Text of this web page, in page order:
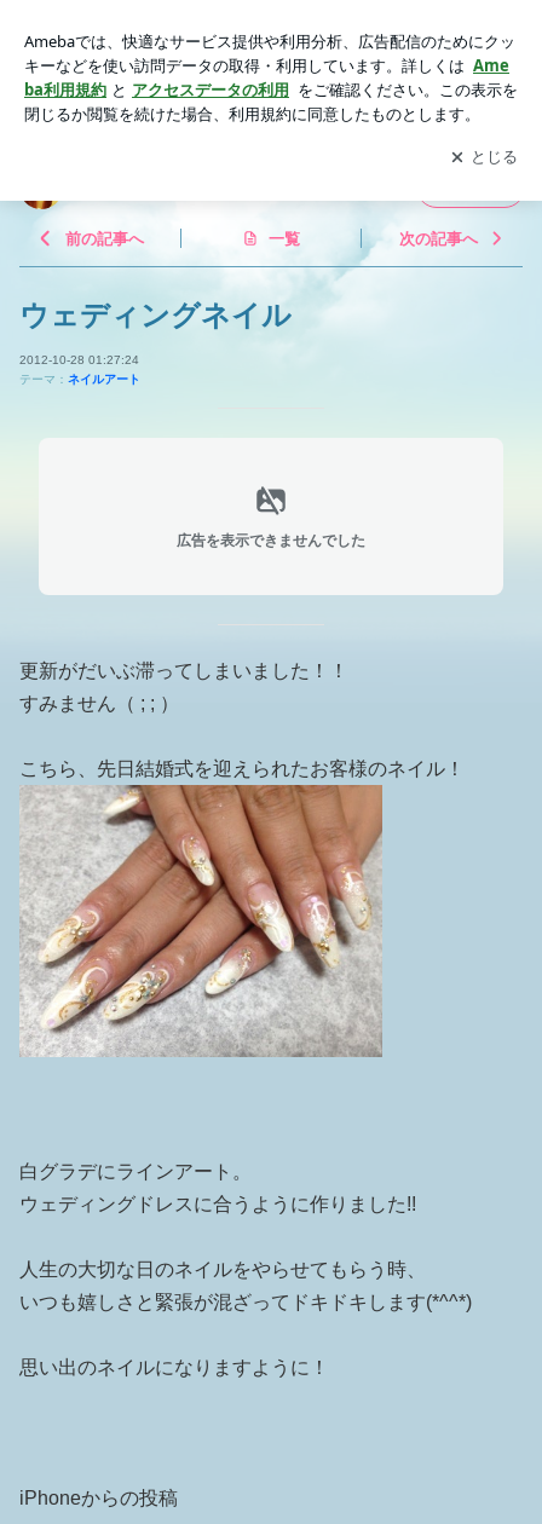
アプリをダウンロードして ブログの更新通知
を受け取りまし
ょう。
開く
前の記事へ 一覧 次の記事へ
ウェディングネイル
2012-10-28 01:27:24
テーマ： ネイルアート
広告を表示できませんでした
更新がだいぶ滞ってしまいました！！
すみません（ ; ; ）
こちら、先日結婚式を迎えられたお客様のネイル！
白グラデにラインアート。
ウェディングドレスに合うように作りました!!
人生の大切な日のネイルをやらせてもらう時、
いつも嬉しさと緊張が混ざってドキドキします(*^^*)
思い出のネイルになりますように！
iPhoneからの投稿